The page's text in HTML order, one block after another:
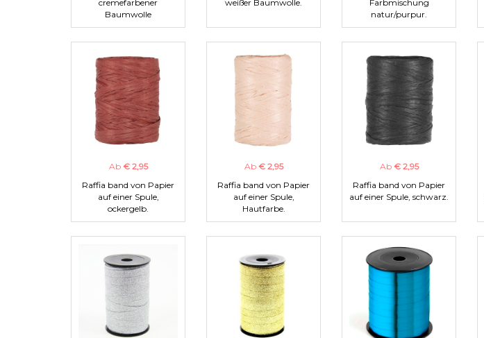
cremefarbener
Baumwolle
weißer Baumwolle.
Farbmischung
natur/purpur.
Ab € 2,95
Raffia band von Papier
auf einer Spule,
ockergelb.
Ab € 2,95
Raffia band von Papier
auf einer Spule,
Hautfarbe.
Ab € 2,95
Raffia band von Papier
auf einer Spule, schwarz.